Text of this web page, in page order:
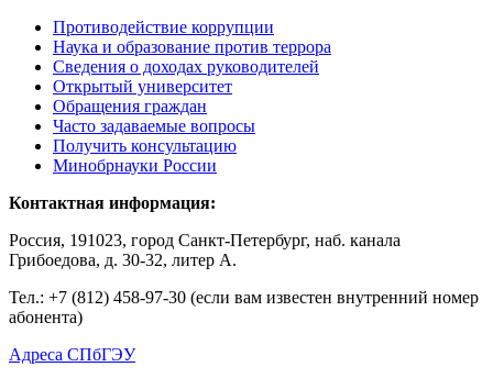
Противодействие коррупции
Наука и образование против террора
Сведения о доходах руководителей
Открытый университет
Обращения граждан
Часто задаваемые вопросы
Получить консультацию
Минобрнауки России
Контактная информация:
Россия, 191023, город Санкт-Петербург, наб. канала
Грибоедова, д. 30-32, литер А.
Тел.: +7 (812) 458-97-30 (если вам известен внутренний номер
абонента)
Адреса СПбГЭУ